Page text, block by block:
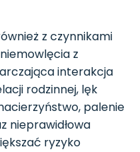
z czynnikami
z
interakcja
rodzinnej, lęk
palenie
nieprawidłowa
ryzyko